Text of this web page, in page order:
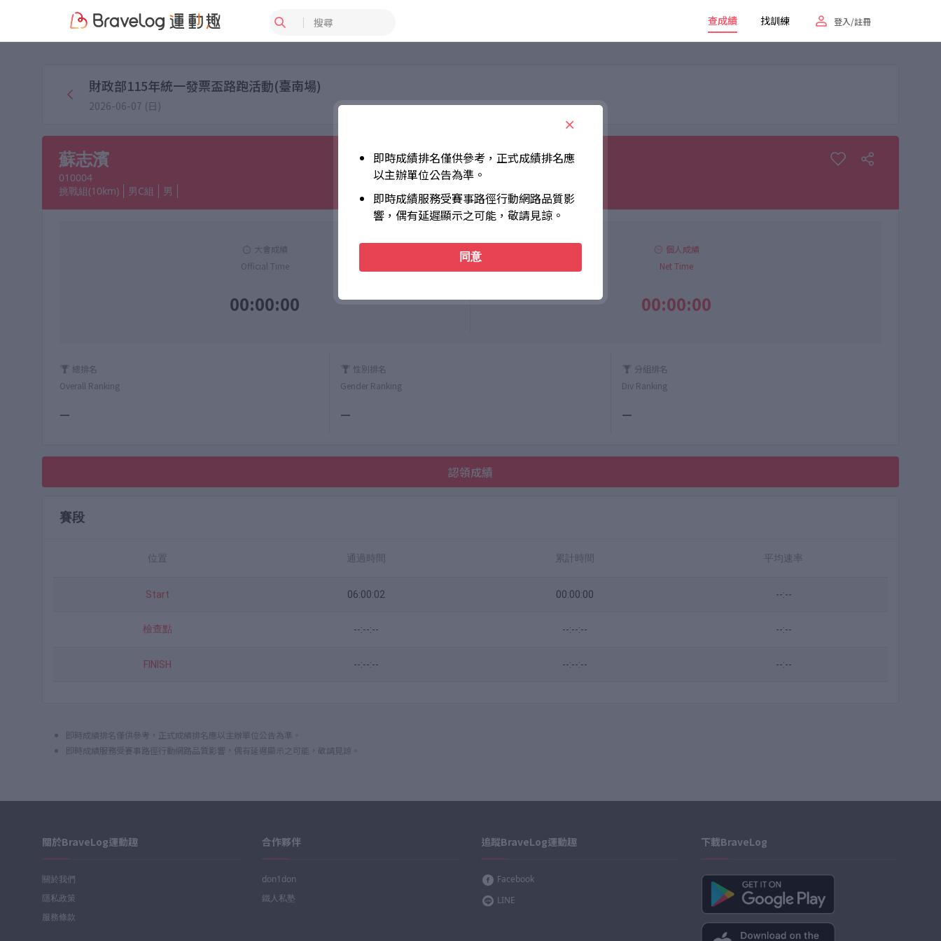
登入/註冊
搜尋 查成績 找訓練
財政部115年統一發票盃路跑活動(臺南場)
2026-06-07 (日)
蘇志濱
010004
挑戰組(10km)
男C組 男
大會成績
Official Time
00:00:00
個人成績
Net Time
00:00:00
總排名
Overall Ranking
—
性別排名
Gender Ranking
—
分組排名
Div Ranking
—
認領成績
賽段
位置 通過時間 累計時間 平均速率
Start 06:00:02 00:00:00 --:--
檢查點 --:--:-- --:--:-- --:--
FINISH --:--:-- --:--:-- --:--
即時成績排名僅供參考，正式成績排名應以主辦單位公告為準。
即時成績服務受賽事路徑行動網路品質影響，偶有延遲顯示之可能，敬請見諒。
即時成績排名僅供參考，正式成績排名應
以主辦單位公告為準。
即時成績服務受賽事路徑行動網路品質影
響，偶有延遲顯示之可能，敬請見諒。
同意
關於BraveLog運動趣
關於我們
隱私政策
服務條款
合作夥伴
don1don
鐵人私塾
追蹤BraveLog運動趣
Facebook
LINE
下載BraveLog